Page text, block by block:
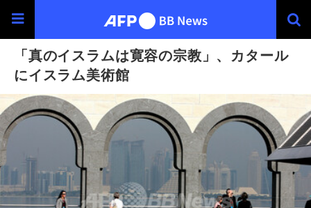
「真のイスラムは寛容の宗教」、カタール
にイスラム美術館